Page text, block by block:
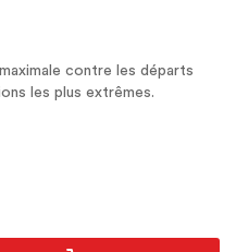
contre les départs
les plus extrêmes.